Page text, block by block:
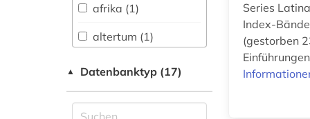
Anglistik.
Amerikanistik (0)
Vermessungswesen (1)
afrika (1)
altertum (1)
altertumswissenschaft
(2)
▲ Datenbanktyp (17)
Series
Index-
(gestorben